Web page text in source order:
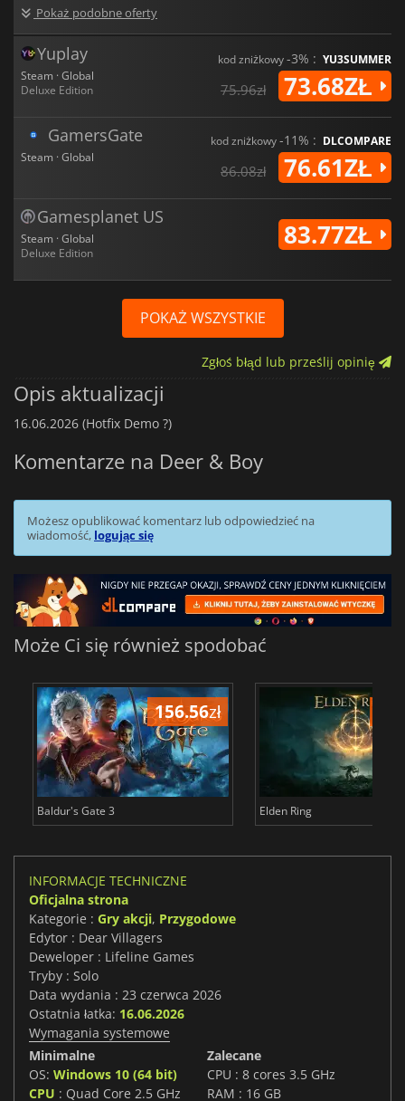
Pokaż podobne oferty
Yuplay
Steam · Global
Deluxe Edition
kod zniżkowy-3% : YU3SUMMER
75.96zł 73.68ZŁ
GamersGate
Steam · Global
kod zniżkowy-11% : DLCOMPARE
86.08zł 76.61ZŁ
Gamesplanet US
Steam · Global
Deluxe Edition
83.77ZŁ
POKAŻ WSZYSTKIE
Zgłoś błąd lub prześlij opinię
Opis aktualizacji
16.06.2026 (Hotfix Demo ?️)
Komentarze na Deer & Boy
Możesz opublikować komentarz lub odpowiedzieć na
wiadomość, logując się
Może Ci się również spodobać
156.56zł
Baldur's Gate 3 Elden Ring
INFORMACJE TECHNICZNE
Oficjalna strona
Kategorie : Gry akcji, Przygodowe
Edytor : Dear Villagers
Deweloper : Lifeline Games
Tryby : Solo
Data wydania : 23 czerwca 2026
Ostatnia łatka: 16.06.2026
Wymagania systemowe
Minimalne
OS: Windows 10 (64 bit)
CPU : Quad Core 2.5 GHz
Zalecane
CPU : 8 cores 3.5 GHz
RAM : 16 GB